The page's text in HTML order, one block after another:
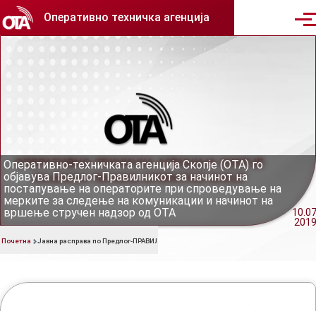
Skip to main content
Оперативно техничка агенција
Breadcrumb
Почетна Јавна расправа по Предлог-ПРАВИЛНИК за начинот на постапување на операторите
Јавна расправа по
ПРАВИЛНИК за начинот на
постапување на
Оперативно-техничката агенција Скопје (ОТА) го
објавува Предлог-Правилникот за начинот на
постапување на операторите при спроведување на
мерките за следење на комуникации и начинот на
вршење стручен надзор од ОТА